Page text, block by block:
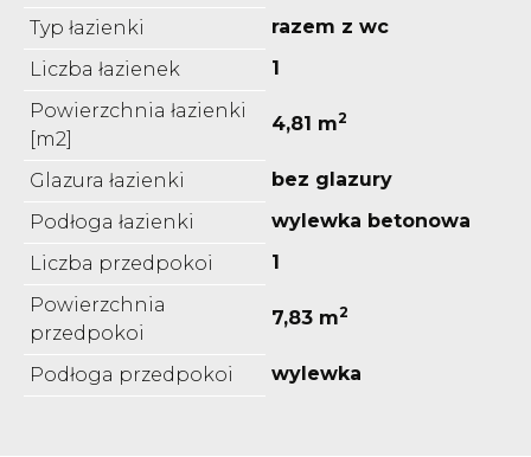
Typ łazienki
razem z wc
Liczba łazienek
1
Powierzchnia łazienki
[m2]
4,81 m2
Glazura łazienki
bez glazury
Podłoga łazienki
wylewka betonowa
Liczba przedpokoi
1
Powierzchnia
przedpokoi
7,83 m2
Podłoga przedpokoi wylewka